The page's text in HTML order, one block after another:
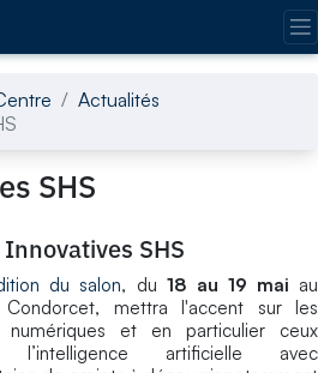
Actualités
SHS
SHS
du salon, du 18 au 19 mai au
Condorcet, mettra l'accent sur les
numériques et en particulier ceux
l’intelligence artificielle avec